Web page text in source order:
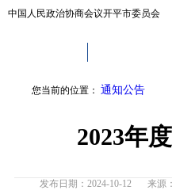
中国人民政治协商会议开平市委员会
您当前的位置： 通知公告
2023年
发布日期：2024-10-12 来源：